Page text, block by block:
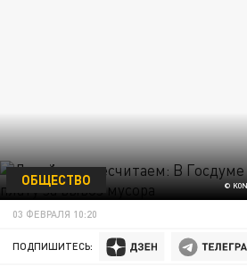
©
ОБЩЕСТВО
03 ФЕВРАЛЯ 10:20
ПОДПИШИТЕСЬ: